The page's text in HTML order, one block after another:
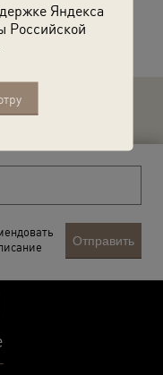
Яндекса
Российской
фото
Отправить